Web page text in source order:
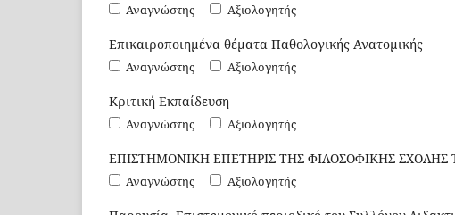
Αναγνώστης Αξιολογητής
Επικαιροποιημένα θέματα Παθολογικής Ανατομικής
Αναγνώστης Αξιολογητής
Κριτική Εκπαίδευση
Αναγνώστης Αξιολογητής
ΕΠΙΣΤΗΜΟΝΙΚΗ ΕΠΕΤΗΡΙΣ ΤΗΣ ΦΙΛΟΣΟΦΙΚΗΣ
Αναγνώστης Αξιολογητής